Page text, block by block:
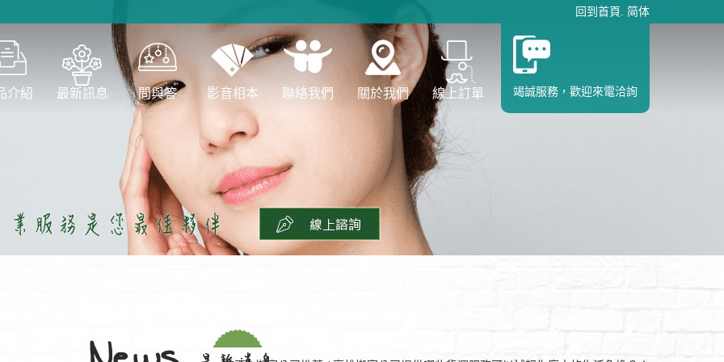
回到首頁 简体
介紹 最新訊息 問與答 影音相本 聯絡我們 關於我們 線上訂單 竭誠服務，歡迎來電洽詢